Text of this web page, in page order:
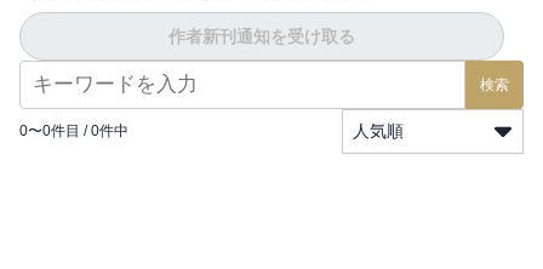
作者新刊通知を受け取る
検索
0〜0件目 / 0件中 人気順